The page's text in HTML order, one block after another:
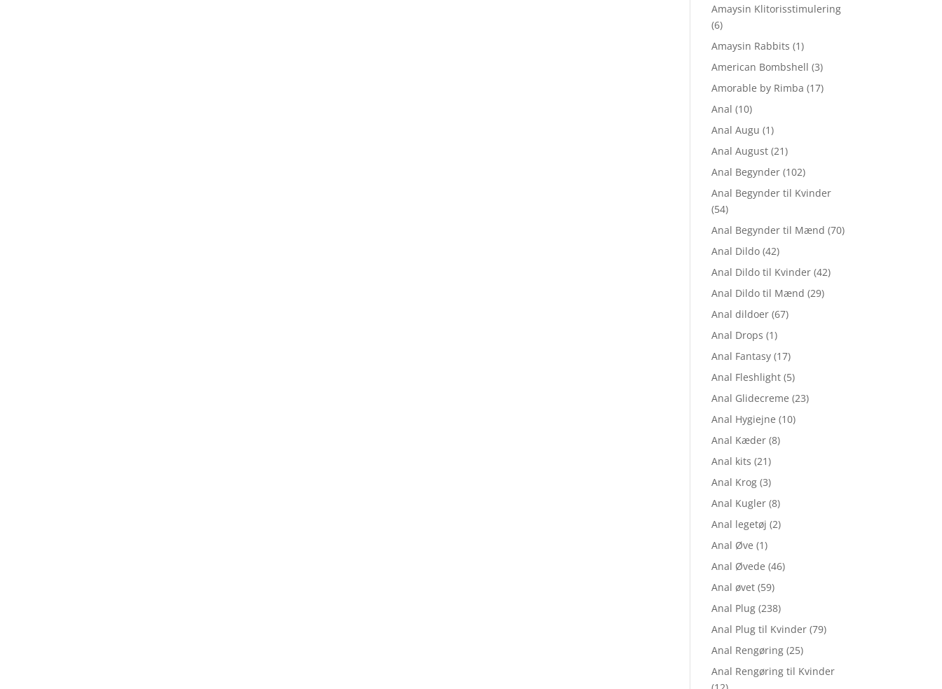
Amaysin Klitorisstimulering
(6)
Amaysin Rabbits (1)
American Bombshell (3)
Amorable by Rimba (17)
Anal (10)
Anal Augu (1)
Anal August (21)
Anal Begynder (102)
Anal Begynder til Kvinder
(54)
Anal Begynder til Mænd (70)
Anal Dildo (42)
Anal Dildo til Kvinder (42)
Anal Dildo til Mænd (29)
Anal dildoer (67)
Anal Drops (1)
Anal Fantasy (17)
Anal Fleshlight (5)
Anal Glidecreme (23)
Anal Hygiejne (10)
Anal Kæder (8)
Anal kits (21)
Anal Krog (3)
Anal Kugler (8)
Anal legetøj (2)
Anal Øve (1)
Anal Øvede (46)
Anal øvet (59)
Anal Plug (238)
Anal Plug til Kvinder (79)
Anal Rengøring (25)
Anal Rengøring til Kvinder